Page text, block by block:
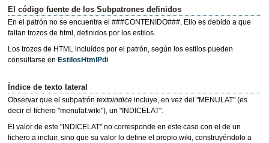
El código fuente de los Subpatrones definidos
En el patrón no se encuentra el ###CONTENIDO###, Ello es debido a que
faltan trozos de html, definidos por los estilos.
Los trozos de HTML incluídos por el patrón, según los estilos pueden
consultarse en EstilosHtmlPdi
Índice de texto lateral
Observar que el subpatrón textoindiceincluye, en vez del "MENULAT" (es
decir el fichero "menulat.wiki"), un "INDICELAT".
El valor de este "INDICELAT" no corresponde en este caso con el de un
fichero a incluir, sino que su valor lo define el propio wiki, construyéndolo a